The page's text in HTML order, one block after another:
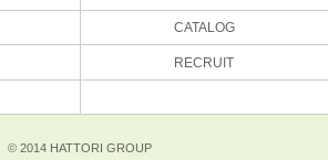
CATALOG
RECRUIT
© 2014 HATTORI GROUP